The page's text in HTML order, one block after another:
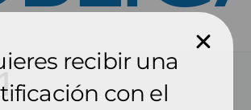
recibir una
con el